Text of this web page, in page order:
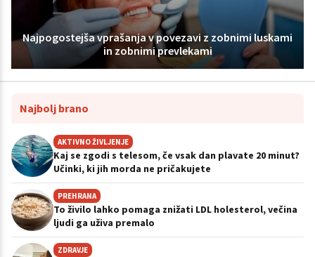
Najpogostejša vprašanja v povezavi z zobnimi luskami
in zobnimi prevlekami
Najbolj brano
AKTIVNO ŽIVLJENJE
Kaj se zgodi s telesom, če vsak dan plavate 20 minut?
Učinki, ki jih morda ne pričakujete
PREHRANA
To živilo lahko pomaga znižati LDL holesterol, večina
ljudi ga uživa premalo
ZDRAVJE